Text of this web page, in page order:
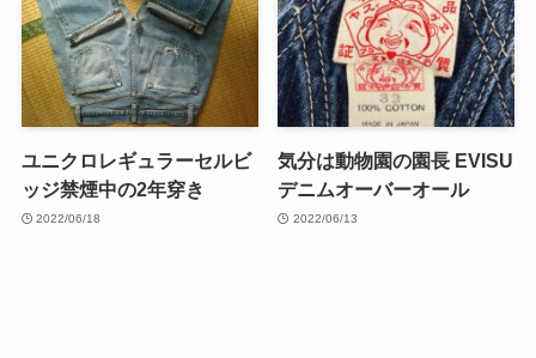
ユニクロレギュラーセルビ
ッジ禁煙中の2年穿き
2022/06/18
気分は動物園の園長 EVISU
デニムオーバーオール
2022/06/13